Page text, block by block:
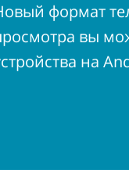
формат
вы
на